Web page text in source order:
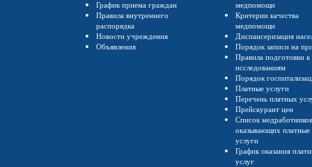
График приема граждан
Правила внутреннего
распорядка
Новости учреждения
Объявления
медпомощи
Критерии качества
медпомощи
Диспансеризация
Порядок записи на
Правила подготовки к
исследованиям
Порядок
Платные услуги
Перечень платных
Прейскурант цен
Список
оказывающих платные
услуги
График оказания
услуг